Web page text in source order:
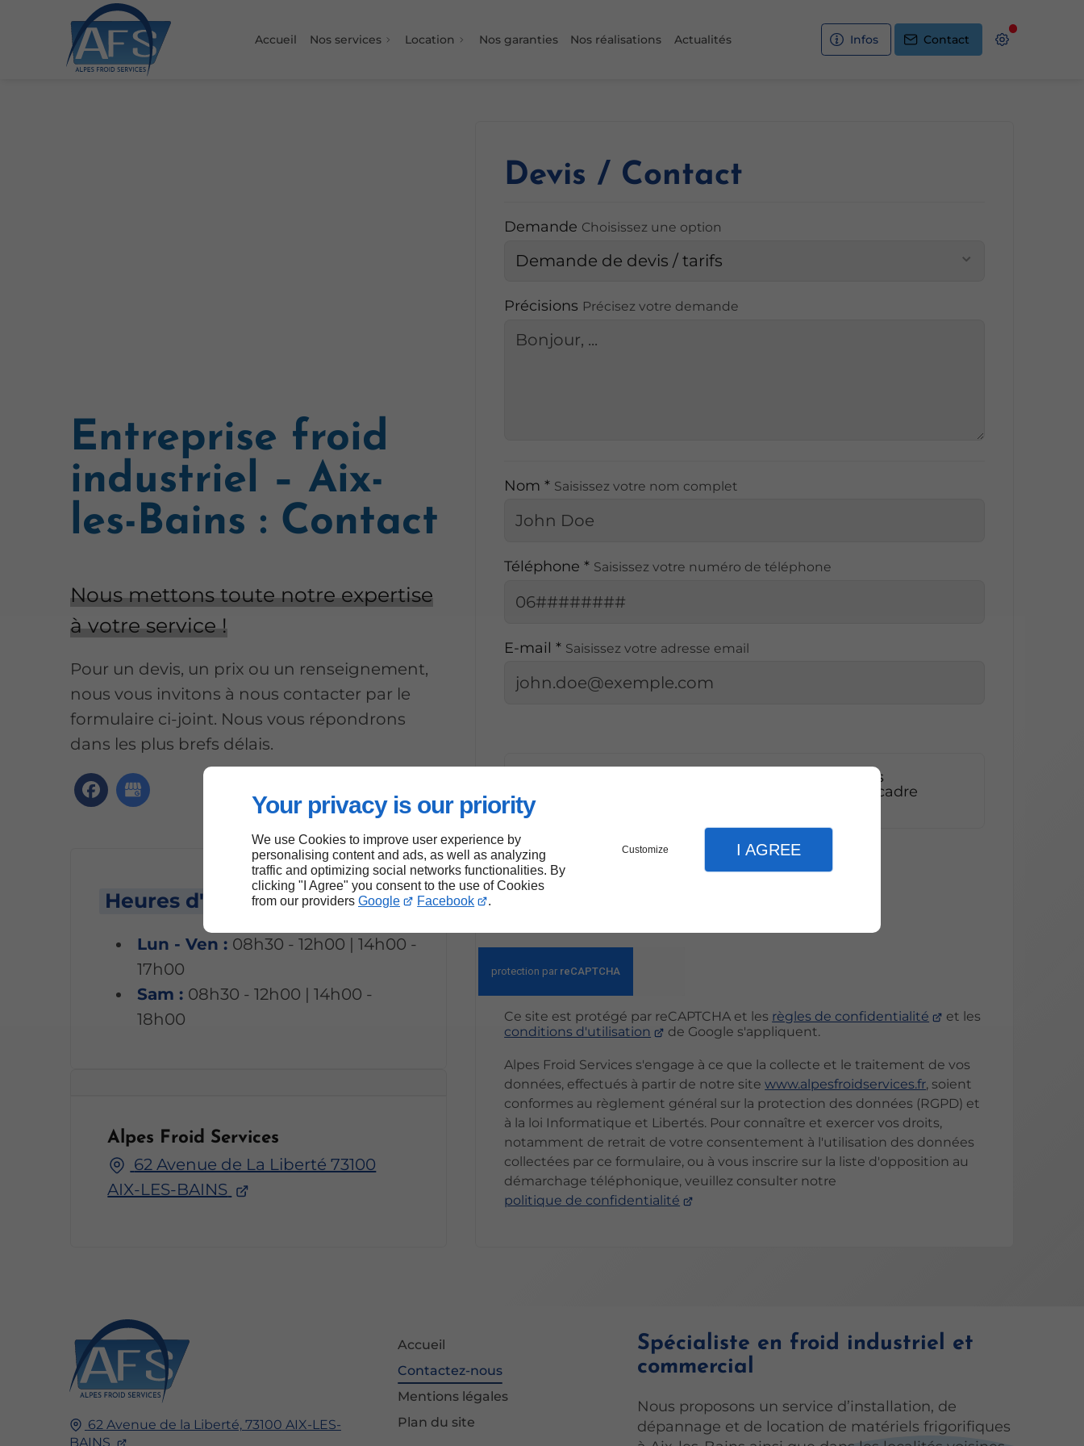
Your privacy is our priority
We use Cookies to improve user experience by
personalising content and ads, as well as analyzing
traffic and optimizing social networks functionalities. By
clicking "I Agree" you consent to the use of Cookies
from our providers Google Facebook .
Customize I AGREE
Accueil Nos services Location Nos garanties Nos réalisations Actualités Infos Contact
Entreprise froid
industriel – Aix-
les-Bains : Contact
Nous mettons toute notre expertise
à votre service !
Pour un devis, un prix ou un renseignement,
nous vous invitons à nous contacter par le
formulaire ci-joint. Nous vous répondrons
dans les plus brefs délais.
Heures d'ouverture
Lun - Ven : 08h30 - 12h00 | 14h00 -
17h00
Sam : 08h30 - 12h00 | 14h00 -
18h00
Alpes Froid Services
62 Avenue de La Liberté 73100
AIX-LES-BAINS
Devis / Contact
Demande Choisissez une option
Précisions Précisez votre demande
Nom * Saisissez votre nom complet
Téléphone * Saisissez votre numéro de téléphone
E-mail * Saisissez votre adresse email
En soumettant ce formulaire, j'accepte que les
informations saisies soient exploitées dans le cadre
Envoyer
Ce site est protégé par reCAPTCHA et les règles de confidentialité
et les
conditions d'utilisation
de Google s'appliquent.
Alpes Froid Services s'engage à ce que la collecte et le traitement de vos
données, effectués à partir de notre sitewww.alpesfroidservices.fr, soient
conformes au règlement général sur la protection des données (RGPD) et
à la loi Informatique et Libertés. Pour connaître et exercer vos droits,
notamment de retrait de votre consentement à l'utilisation des données
collectées par ce formulaire, ou à vous inscrire sur la liste d'opposition au
démarchage téléphonique, veuillez consulter notre
politique de confidentialité
62 Avenue de la Liberté, 73100 AIX-LES-
BAINS
Accueil
Contactez-nous
Mentions légales
Plan du site
Spécialiste en froid industriel et
commercial
Nous proposons un service d’installation, de
dépannage et de location de matériels frigorifiques